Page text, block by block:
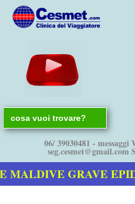
Search
for:
06/ 39030481 -
seg.cesmet@gmail.com
GRAVE